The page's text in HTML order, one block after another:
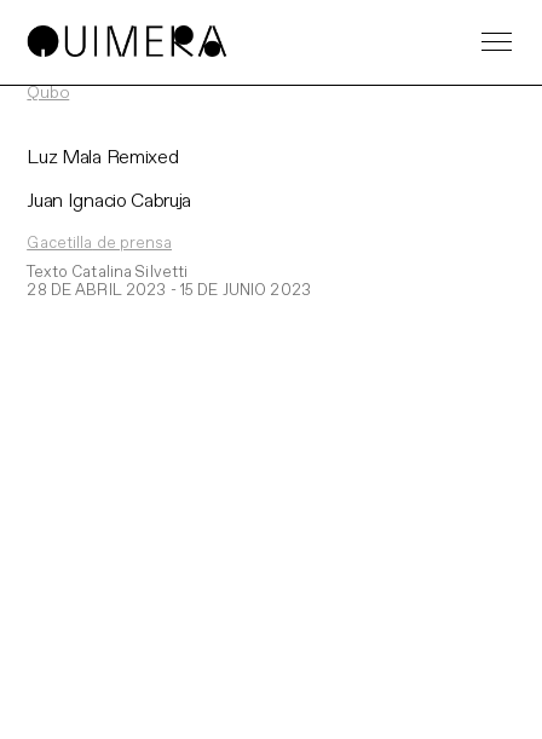
Qubo
Luz Mala Remixed
Juan Ignacio Cabruja
Gacetilla de prensa
Texto Catalina Silvetti
28 DE ABRIL 2023 - 15 DE JUNIO 2023